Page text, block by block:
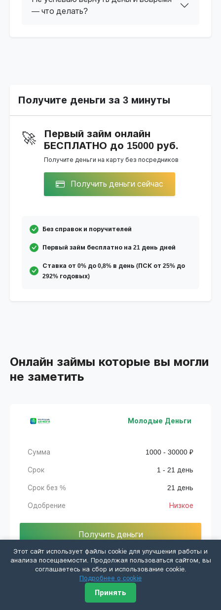
— что делать?
Получите деньги за 3 минуты
🚀
Первый займ онлайн
БЕСПЛАТНО до 15000 руб.
Получите деньги на карту без посредников
Получить деньги сейчас
Без справок и поручителей
Первый займ бесплатно на 21 день дней
Ставка от 0% до 0,8% в день (ПСК от 25% до
292% годовых)
Онлайн займы которые вы могли
не заметить
Молодые Деньги
Сумма 1000 - 30000 ₽
Срок 1 - 21 день
Срок без % 21 день
Одобрение Низкое
Получить деньги
Этот сайт использует файлы cookie для улучшения работы и
анализа посещаемости. Продолжая пользоваться сайтом, вы
соглашаетесь на сбор и использование cookie.
Подробнее о cookie
Принять